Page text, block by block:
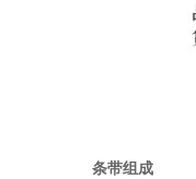
条带组成